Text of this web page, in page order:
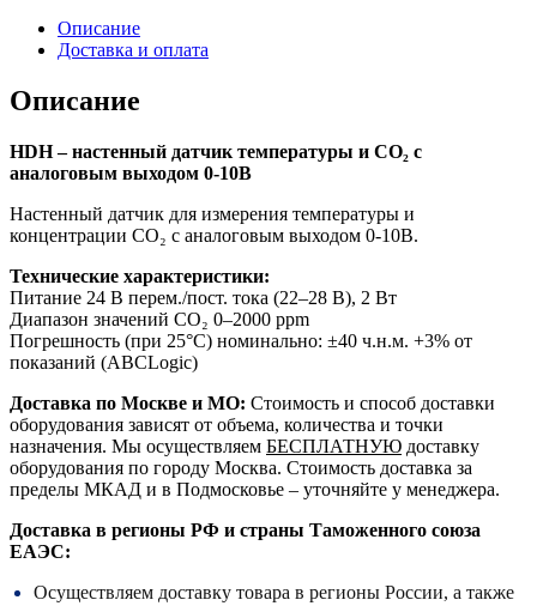
Описание
Доставка и оплата
Описание
HDH – настенный датчик температуры и CO₂ с
аналоговым выходом 0-10В
Настенный датчик для измерения температуры и
концентрации CO₂ с аналоговым выходом 0-10В.
Технические характеристики:
Питание 24 В перем./пост. тока (22–28 В), 2 Вт
Диапазон значений СО₂ 0–2000 ppm
Погрешность (при 25°C) номинально: ±40 ч.н.м. +3% от
показаний (ABCLogic)
Доставка по Москве и МО: Стоимость и способ доставки
оборудования зависят от объема, количества и точки
назначения. Мы осуществляем БЕСПЛАТНУЮ доставку
оборудования по городу Москва. Стоимость доставка за
пределы МКАД и в Подмосковье – уточняйте у менеджера.
Доставка в регионы РФ и страны Таможенного союза
ЕАЭС:
Осуществляем доставку товара в регионы России, а также